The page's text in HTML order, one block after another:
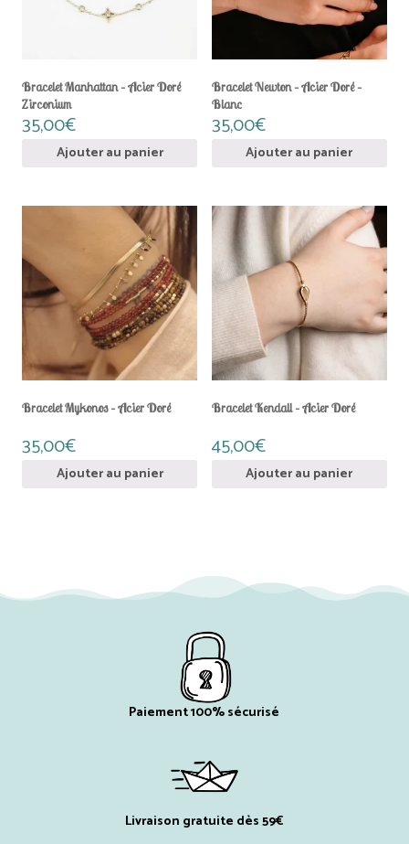
Bracelet Manhattan – Acier Doré
Zirconium
35,00€
Ajouter au panier
Bracelet Newton – Acier Doré –
Blanc
35,00€
Ajouter au panier
Bracelet Mykonos – Acier Doré
35,00€
Ajouter au panier
Bracelet Kendall – Acier Doré
45,00€
Ajouter au panier
Paiement 100% sécurisé
Livraison gratuite dès 59€